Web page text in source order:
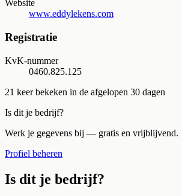
Website
www.eddylekens.com
Registratie
KvK-nummer
0460.825.125
21 keer bekeken in de afgelopen 30 dagen
Is dit je bedrijf?
Werk je gegevens bij — gratis en vrijblijvend.
Profiel beheren
Is dit je bedrijf?